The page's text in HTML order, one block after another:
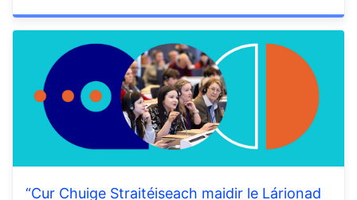
“Cur Chuige Straitéiseach maidir le Lárionad